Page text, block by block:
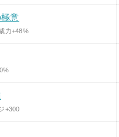
意
力+48%
+300